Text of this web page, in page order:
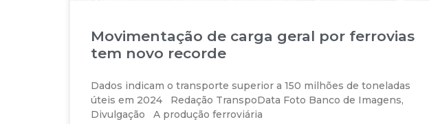
Movimentação de carga geral por ferrovias
tem novo recorde
Dados indicam o transporte superior a 150 milhões de toneladas
úteis em 2024 Redação TranspoData Foto Banco de Imagens,
Divulgação A produção ferroviária